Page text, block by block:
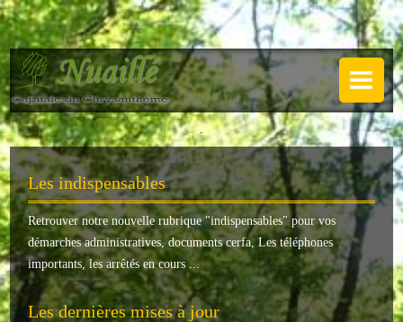
NUAILLÉ
Plan de Nuaillé
Sentiers pédestres
Guide annuel
Histoire
Galerie
LA MAIRIE
.
Les indispensables
Retrouver notre nouvelle rubrique "indispensables" pour vos
démarches administratives, documents cerfa, Les téléphones
importants, les arrêtés en cours ...
Les dernières mises à jour